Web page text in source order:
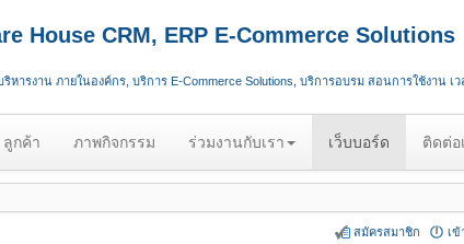
House CRM, ERP E-Commerce Solutions
ารงาน ภายในองค์กร, บริการ E-Commerce Solutions, บริการอบรม สอนการใช้งาน เว
ลูกค้า ภาพกิจกรรม ร่วมงานกับเรา เว็บบอร์ด ติดต่อ
เข้
สมัครสมาชิก